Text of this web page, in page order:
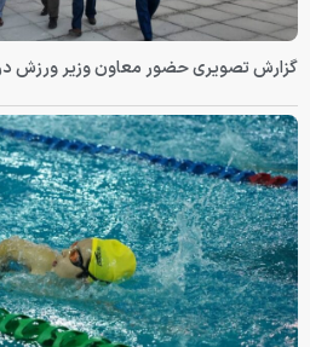
گزارش تصویری حضور معاون وزیر ورزش در